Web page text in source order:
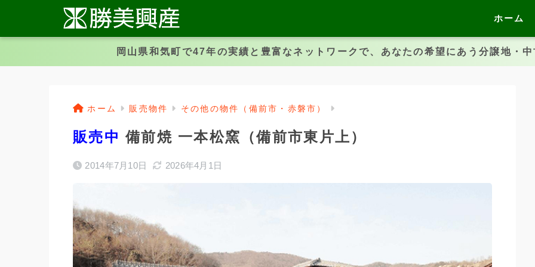
ホーム
岡山県和気町で47年の実績と豊富なネットワークで、あなたの希望にあう分譲地・
ホーム 販売物件 その他の物件（備前市・赤磐市）
販売中 備前焼 一本松窯（備前市東片上）
2014年7月10日 2026年4月1日